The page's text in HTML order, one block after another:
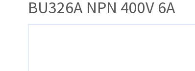
BU326A NPN 400V 6A